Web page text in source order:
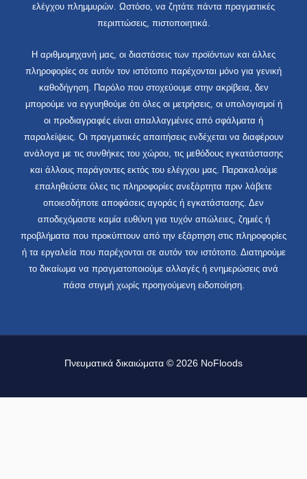
ελέγχου πλημμυρών. Ωστόσο, να ζητάτε πάντα πραγματικές
περιπτώσεις, πιστοποιητικά.
Η αριθμομηχανή μας, οι διαστάσεις των προϊόντων και άλλες
πληροφορίες σε αυτόν τον ιστότοπο παρέχονται μόνο για γενική
καθοδήγηση. Παρόλο που στοχεύουμε στην ακρίβεια, δεν
μπορούμε να εγγυηθούμε ότι όλες οι μετρήσεις, οι υπολογισμοί ή
οι προδιαγραφές είναι απαλλαγμένες από σφάλματα ή
παραλείψεις. Οι πραγματικές απαιτήσεις ενδέχεται να διαφέρουν
ανάλογα με τις συνθήκες του χώρου, τις μεθόδους εγκατάστασης
και άλλους παράγοντες εκτός του ελέγχου μας. Παρακαλούμε
επαληθεύστε όλες τις πληροφορίες ανεξάρτητα πριν λάβετε
οποιεσδήποτε αποφάσεις αγοράς ή εγκατάστασης. Δεν
αποδεχόμαστε καμία ευθύνη για τυχόν απώλειες, ζημιές ή
προβλήματα που προκύπτουν από την εξάρτηση στις πληροφορίες
ή τα εργαλεία που παρέχονται σε αυτόν τον ιστότοπο. Διατηρούμε
το δικαίωμα να πραγματοποιούμε αλλαγές ή ενημερώσεις ανά
πάσα στιγμή χωρίς προηγούμενη ειδοποίηση.
Πνευματικά δικαιώματα © 2026 NoFloods